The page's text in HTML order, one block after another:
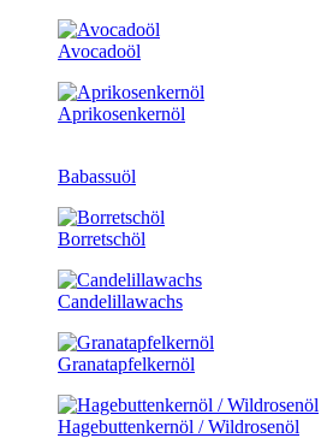
Avocadoöl
Aprikosenkernöl
Babassuöl
Borretschöl
Candelillawachs
Granatapfelkernöl
Hagebuttenkernöl / Wildrosenöl